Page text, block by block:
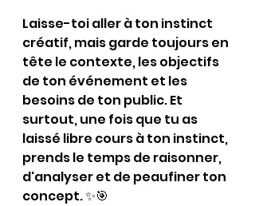
Laisse-toi aller à ton instinct
créatif, mais garde toujours en
tête le contexte, les objectifs
de ton événement et les
besoins de ton public. Et
surtout, une fois que tu as
laissé libre cours à ton instinct,
prends le temps de raisonner,
d'analyser et de peaufiner ton
concept. ✨🎯